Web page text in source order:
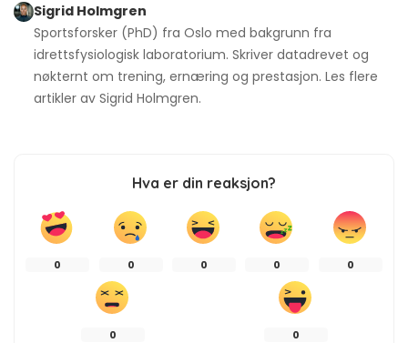
Sigrid Holmgren
Sportsforsker (PhD) fra Oslo med bakgrunn fra
idrettsfysiologisk laboratorium. Skriver datadrevet og
nøkternt om trening, ernæring og prestasjon. Les flere
artikler avSigrid Holmgren.
Hva er din reaksjon?
0 0 0 0 0
0 0